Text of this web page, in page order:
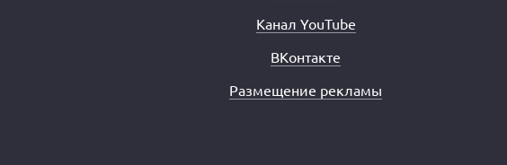
Канал YouTube
ВКонтакте
Размещение рекламы